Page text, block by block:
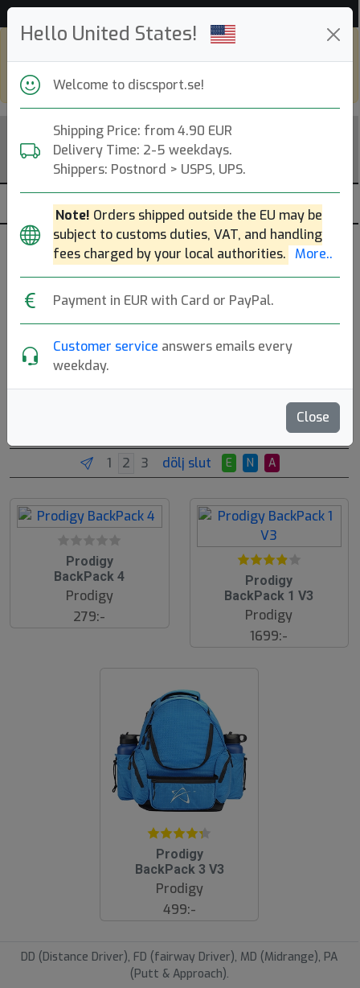
Hello United States!
Welcome to discsport.se!
Shipping Price: from 4.90 EUR
Delivery Time: 2-5 weekdays.
Shippers: Postnord > USPS, UPS.
Note! Orders shipped outside the EU may be
subject to customs duties, VAT, and handling
fees charged by your local authorities. More..
Payment in EUR with Card or PayPal.
Customer service answers emails every
weekday.
Close
go todiscsport.com
Väskor & Ryggsäckar - Prodigy
Sortering efter antal 5:or, antal recensioner och bäst
Axelväskor
dölj slut E N A
Prodigy
BackPack 4
Prodigy
279:-
Prodigy
BackPack 1 V3
Prodigy
1699:-
Prodigy
BackPack 3 V3
Prodigy
499:-
DD (Distance Driver), FD (fairway Driver), MD (Midrange), PA
(Putt & Approach).